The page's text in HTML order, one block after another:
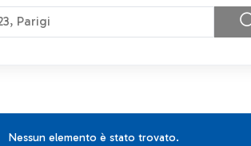
Nessun elemento è stato trovato.